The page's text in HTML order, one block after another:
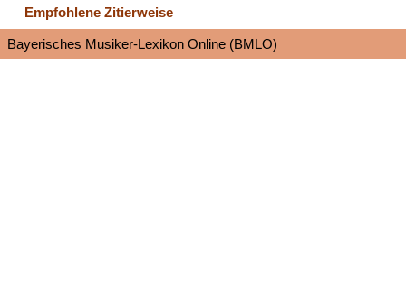
Empfohlene Zitierweise
Bayerisches Musiker-Lexikon Online (BMLO)